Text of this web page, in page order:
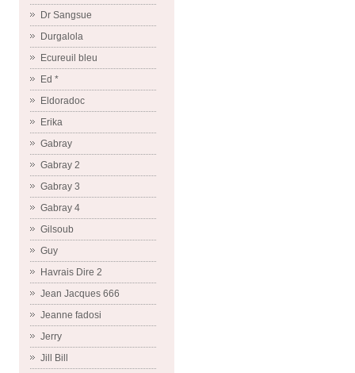
Dr Sangsue
Durgalola
Ecureuil bleu
Ed *
Eldoradoc
Erika
Gabray
Gabray 2
Gabray 3
Gabray 4
Gilsoub
Guy
Havrais Dire 2
Jean Jacques 666
Jeanne fadosi
Jerry
Jill Bill